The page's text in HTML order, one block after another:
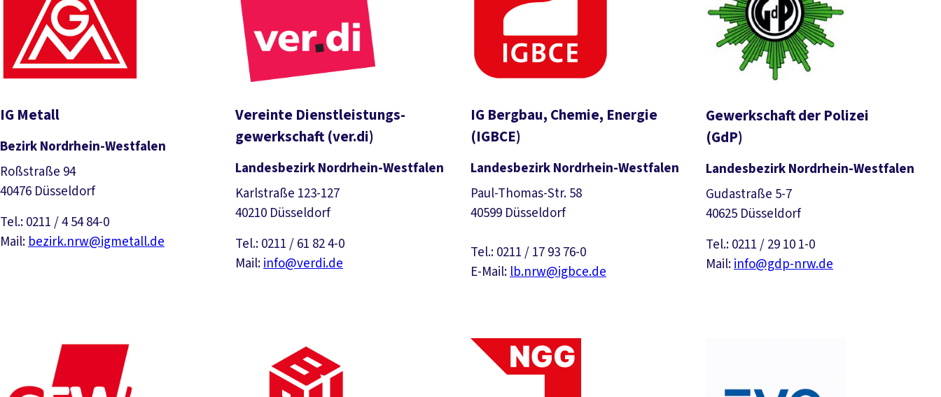
IG Metall
Bezirk Nordrhein-Westfalen
Roßstraße 94
40476 Düsseldorf
Tel.: 0211 / 4 54 84-0
Mail:bezirk.nrw@igmetall.de
Vereinte Dienstleistungs-
gewerkschaft (ver.di)
Landesbezirk Nordrhein-Westfalen
Karlstraße 123-127
40210 Düsseldorf
Tel.: 0211 / 61 82 4-0
Mail:info@verdi.de
IG Bergbau, Chemie, Energie
(IGBCE)
Landesbezirk Nordrhein-Westfalen
Paul-Thomas-Str. 58
40599 Düsseldorf
Tel.: 0211 / 17 93 76-0
E-Mail:lb.nrw@igbce.de
Gewerkschaft der Polizei
(GdP)
Landesbezirk Nordrhein-Westfalen
Gudastraße 5-7
40625 Düsseldorf
Tel.: 0211 / 29 10 1-0
Mail:info@gdp-nrw.de